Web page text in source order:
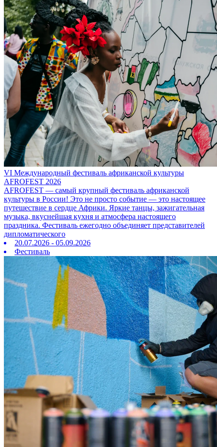
VI Международный фестиваль африканской культуры
AFROFEST 2026
AFROFEST — самый крупный фестиваль африканской
культуры в России! Это не просто событие — это настоящее
путешествие в сердце Африки. Яркие танцы, зажигательная
музыка, вкуснейшая кухня и атмосфера настоящего
праздника. Фестиваль ежегодно объединяет представителей
дипломатического
20.07.2026 - 05.09.2026
Фестиваль